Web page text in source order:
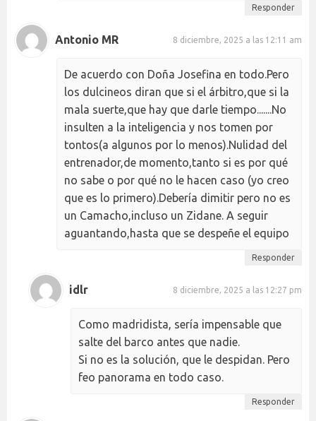
Responder
Antonio MR 8 diciembre, 2025 a las 12:11 am
De acuerdo con Doña Josefina en todo.Pero
los dulcineos diran que si el árbitro,que si la
mala suerte,que hay que darle tiempo.......No
insulten a la inteligencia y nos tomen por
tontos(a algunos por lo menos).Nulidad del
entrenador,de momento,tanto si es por qué
no sabe o por qué no le hacen caso (yo creo
que es lo primero).Debería dimitir pero no es
un Camacho,incluso un Zidane. A seguir
aguantando,hasta que se despeñe el equipo
Responder
idlr 8 diciembre, 2025 a las 12:27 pm
Como madridista, sería impensable que
salte del barco antes que nadie.
Si no es la solución, que le despidan. Pero
feo panorama en todo caso.
Responder